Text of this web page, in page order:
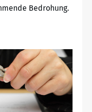
Bedrohung.